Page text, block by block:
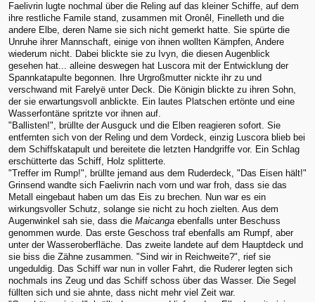
Faelivrin lugte nochmal über die Reling auf das kleiner Schiffe, auf dem
ihre restliche Famile stand, zusammen mit Oronêl, Finelleth und die
andere Elbe, deren Name sie sich nicht gemerkt hatte. Sie spürte die
Unruhe ihrer Mannschaft, einige von ihnen wollten Kämpfen, Andere
wiederum nicht. Dabei blickte sie zu Ivyn, die diesen Augenblick
gesehen hat... alleine deswegen hat Luscora mit der Entwicklung der
Spannkatapulte begonnen. Ihre Urgroßmutter nickte ihr zu und
verschwand mit Farelyë unter Deck. Die Königin blickte zu ihren Sohn,
der sie erwartungsvoll anblickte. Ein lautes Platschen ertönte und eine
Wasserfontäne spritzte vor ihnen auf.
"Ballisten!", brüllte der Ausguck und die Elben reagieren sofort. Sie
entfernten sich von der Reling und dem Vordeck, einzig Luscora blieb bei
dem Schiffskatapult und bereitete die letzten Handgriffe vor. Ein Schlag
erschütterte das Schiff, Holz splitterte.
"Treffer im Rump!", brüllte jemand aus dem Ruderdeck, "Das Eisen hält!"
Grinsend wandte sich Faelivrin nach vorn und war froh, dass sie das
Metall eingebaut haben um das Eis zu brechen. Nun war es ein
wirkungsvoller Schutz, solange sie nicht zu hoch zielten. Aus dem
Augenwinkel sah sie, dass die Maicanga ebenfalls unter Beschuss
genommen wurde. Das erste Geschoss traf ebenfalls am Rumpf, aber
unter der Wasseroberfläche. Das zweite landete auf dem Hauptdeck und
sie biss die Zähne zusammen. "Sind wir in Reichweite?", rief sie
ungeduldig. Das Schiff war nun in voller Fahrt, die Ruderer legten sich
nochmals ins Zeug und das Schiff schoss über das Wasser. Die Segel
füllten sich und sie ahnte, dass nicht mehr viel Zeit war.